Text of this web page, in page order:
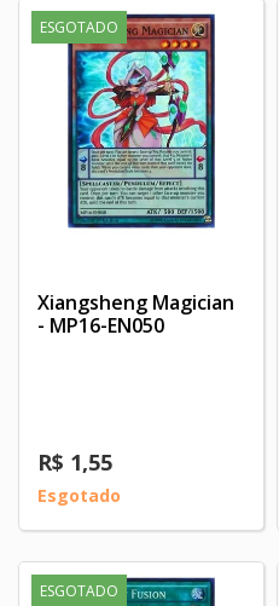
ESGOTADO
Xiangsheng Magician
- MP16-EN050
R$ 1,55
Esgotado
ESGOTADO